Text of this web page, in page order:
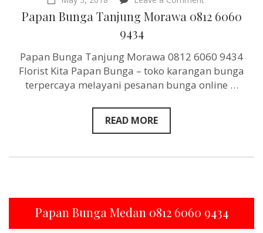
Papan
Bunga
6060
9434
Papan Bunga Tanjung Morawa 0812 6060
9434
Papan Bunga Tanjung Morawa 0812 6060 9434
Florist Kita Papan Bunga – toko karangan bunga
terpercaya melayani pesanan bunga online …
READ MORE
Papan Bunga Medan 0812 6060 9434